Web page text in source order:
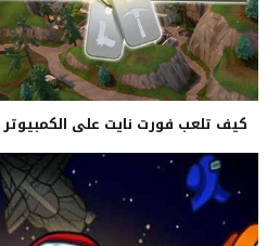
كيف تلعب فورت نايت على